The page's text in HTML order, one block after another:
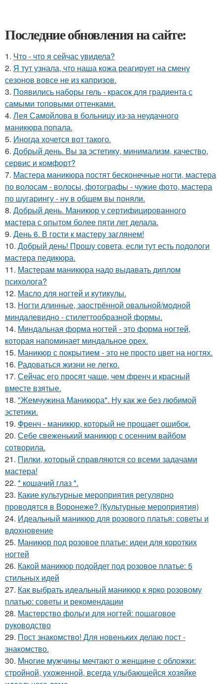
Последние обновления на сайте:
1. Что - что я сейчас увидела?
2. Я тут узнала, что наша кожа реагирует на смену
сезонов вовсе не из капризов.
3. Появились наборы гель - красок для градиента с
самыми топовыми оттенками.
4. Лея Самойлова в больницу из-за неудачного
маникюра попала.
5. Иногда хочется вот такого.
6. Добрый день. Вы за эстетику, минимализм, качество,
сервис и комфорт?
7. Мастера маникюра постят бесконечные ногти, мастера
по волосам - волосы, фотографы - чужие фото, мастера
по шугарингу - ну в общем вы поняли.
8. Добрый день. Маникюр у сертифицированного
мастера с опытом более пяти лет делала.
9. День 6. В гости к мастеру заглянем!
10. Добрый день! Прошу совета, если тут есть подологи
мастера педикюра.
11. Мастерам маникюра надо выдавать диплом
психолога?
12. Масло для ногтей и кутикулы.
13. Ногти длинные, заострённой овальной/модной
миндалевидно - стилеттообразной формы.
14. Миндальная форма ногтей - это форма ногтей,
которая напоминает миндальное орех.
15. Маникюр с покрытием - это не просто цвет на ногтях.
16. Радоваться жизни не легко.
17. Сейчас его просят чаще, чем френч и красный
вместе взятые.
18. "Жемчужина Маникюра". Ну как же без любимой
эстетики.
19. Френч - маникюр, который не прощает ошибок.
20. Себе свеженький маникюр с осенним вайбом
сотворила.
21. Пилки, который справляются со всеми задачами
мастера!
22. * кошачий глаз *.
23. Какие культурные мероприятия регулярно
проводятся в Воронеже? (Культурные мероприятия)
24. Идеальный маникюр для розового платья: советы и
вдохновение
25. Маникюр под розовое платье: идеи для коротких
ногтей
26. Какой маникюр подойдет под розовое платье: 5
стильных идей
27. Как выбрать идеальный маникюр к ярко розовому
платью: советы и рекомендации
28. Мастерство фольги для ногтей: пошаговое
руководство
29. Пост знакомство! Для новеньких делаю пост -
знакомство.
30. Многие мужчины мечтают о женщине с обложки:
стройной, ухоженной, всегда улыбающейся хозяйке